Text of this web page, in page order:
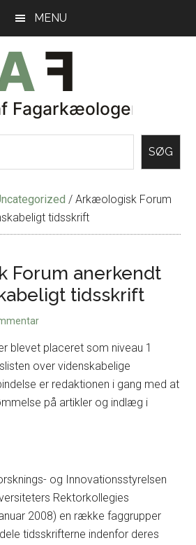
MENU
SØG
/ Arkæologisk Forum
tidsskrift
Forum anerkendt
tidsskrift
blevet placeret som niveau 1
over videnskabelige
er redaktionen i gang med at
på artikler og indlæg i
og Innovationsstyrelsen
Rektorkollegies
2008) en række faggrupper
tidsskrifterne indenfor deres